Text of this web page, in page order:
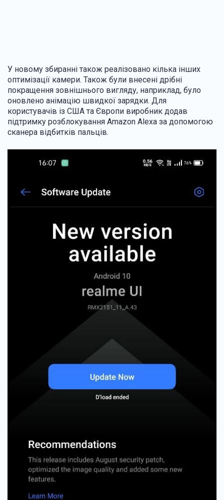
У новому збиранні також реалізовано кілька інших
оптимізації камери. Також були внесені дрібні
покращення зовнішнього вигляду, наприклад, було
оновлено анімацію швидкої зарядки. Для
користувачів із США та Європи виробник додав
підтримку розблокування Amazon Alexa за допомогою
сканера відбитків пальців.